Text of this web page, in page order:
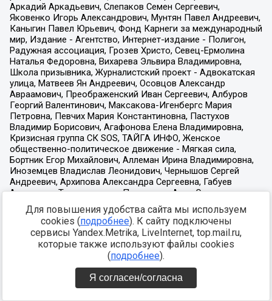
Для повышения удобства сайта мы используем
cookies (подробнее). К сайту подключены
сервисы Yandex.Metrika, LiveInternet, top.mail.ru,
которые также используют файлы cookies
(подробнее).
Я согласен/согласна